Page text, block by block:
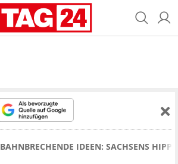
BAHNBRECHENDE IDEEN: SACHSENS